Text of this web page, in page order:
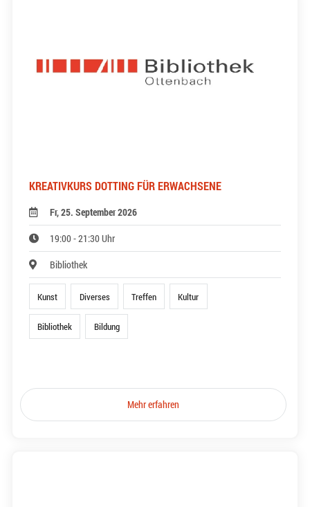
KREATIVKURS DOTTING FÜR ERWACHSENE
Fr, 25. September 2026
19:00 - 21:30 Uhr
Bibliothek
Kunst Diverses Treffen Kultur
Bibliothek Bildung
Mehr erfahren